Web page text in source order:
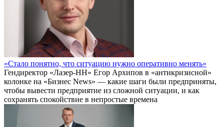
«Стало понятно, что ситуацию нужно оперативно менять»
Гендиректор «Лазер-НН» Егор Архипов в «антикризисной»
колонке на «Бизнес News» — какие шаги были предприняты,
чтобы вывести предприятие из сложной ситуации, и как
сохранять спокойствие в непростые времена